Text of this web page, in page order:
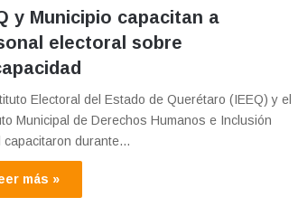
y Municipio capacitan a
electoral sobre
Electoral del Estado de Querétaro (IEEQ) y el
Municipal de Derechos Humanos e Inclusión
capacitaron durante…
más »